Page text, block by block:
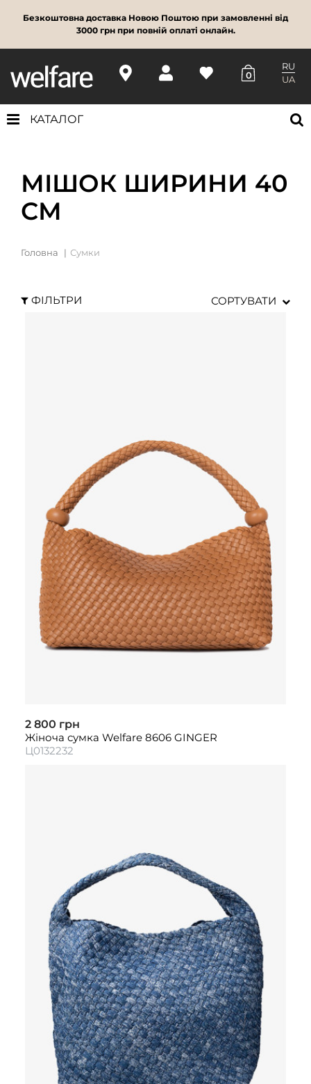
Безкоштовна доставка Новою Поштою при замовленні від
3000 грн при повній оплаті онлайн.
0
RU
UA
КАТАЛОГ
МІШОК ШИРИНИ 40
СМ
Головна Сумки
ФІЛЬТРИ СОРТУВАТИ
2 800 грн
Жіноча сумка Welfare 8606 GINGER
Ц0132232